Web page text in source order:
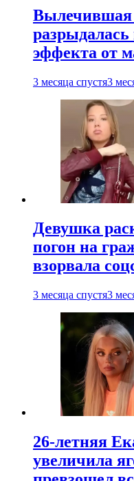
Вылечившая
разрыдалась
эффекта от
3 месяца спустя3
Девушка
погон на
взорвала
3 месяца спустя3
26-летняя
увеличила